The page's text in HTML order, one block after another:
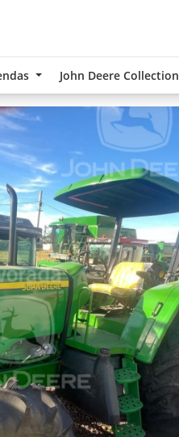
John Deere Collection